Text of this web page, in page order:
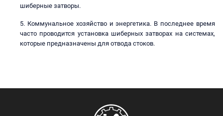
шиберные затворы.
Коммунальное хозяйство и энергетика. В последнее время
часто проводится установка шиберных затворах на системах,
которые предназначены для отвода стоков.